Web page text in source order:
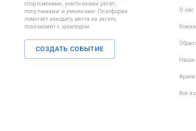
спортсменами, участниками регат,
попутчиками и учениками. Платформа
помогает находить места на регате,
познакомит с шкипером.
СОЗДАТЬ СОБЫТИЕ
О нас
Наши
Архив
Все